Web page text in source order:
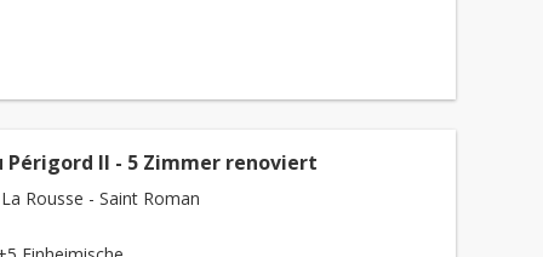
Périgord II - 5 Zimmer renoviert
Rousse - Saint Roman